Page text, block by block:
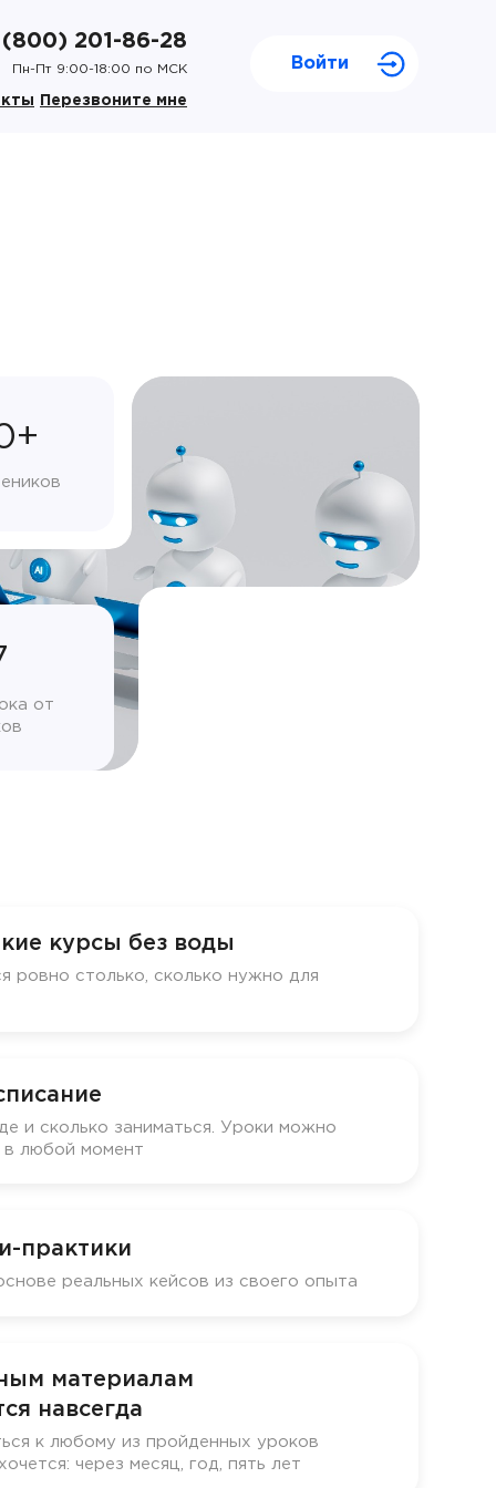
201-86-28
Пн-Пт 9:00-18:00 по МСК
Перезвоните мне
Войти
от
курсы без воды
ровно столько, сколько нужно для
и сколько заниматься. Уроки можно
в любой момент
практики
реальных кейсов из своего опыта
материалам
навсегда
к любому из пройденных уроков
через месяц, год, пять лет